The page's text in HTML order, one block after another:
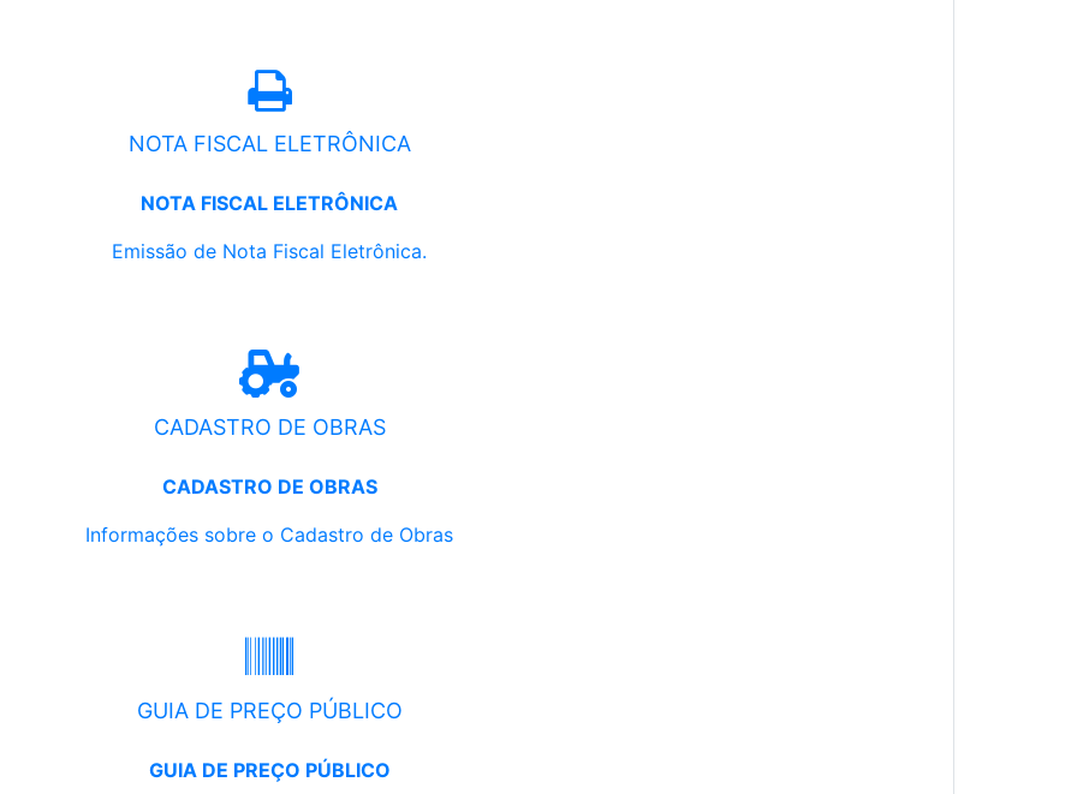
NOTA FISCAL ELETRÔNICA
NOTA FISCAL ELETRÔNICA
Emissão de Nota Fiscal Eletrônica.
CADASTRO DE OBRAS
CADASTRO DE OBRAS
Informações sobre o Cadastro de Obras
GUIA DE PREÇO PÚBLICO
GUIA DE PREÇO PÚBLICO